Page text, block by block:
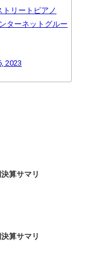
トリートピアノ
ターネットグルー
2023
算サマリ
算サマリ